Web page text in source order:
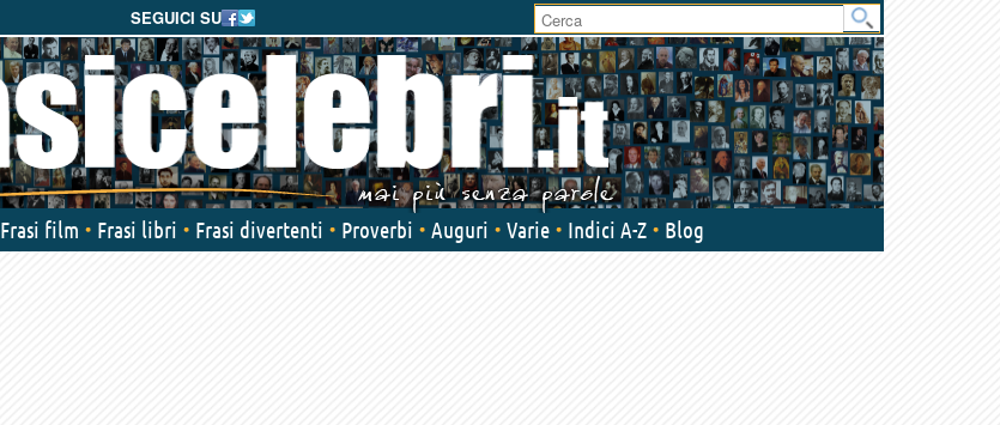
SEGUICI SU
Frasi film Frasi libri Frasi divertenti Proverbi Auguri Varie Indici A-Z Blog